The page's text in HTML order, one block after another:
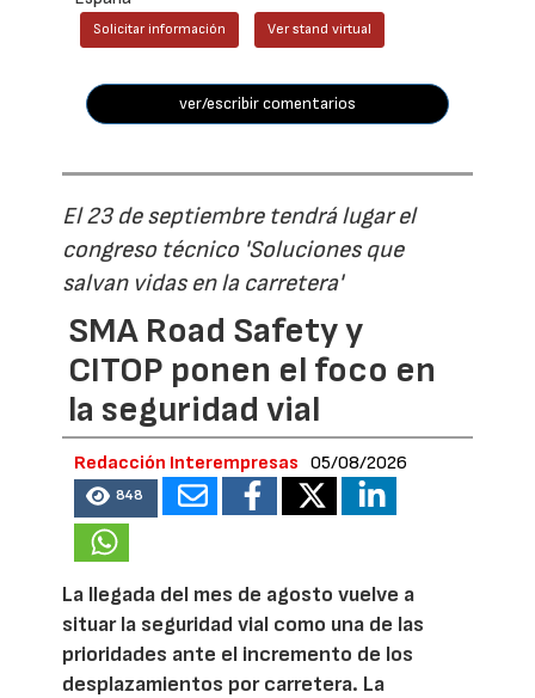
Solicitar información Ver stand virtual
ver/escribir comentarios
El 23 de septiembre tendrá lugar el
congreso técnico 'Soluciones que
salvan vidas en la carretera'
SMA Road Safety y
CITOP ponen el foco en
la seguridad vial
Redacción Interempresas 05/08/2026
848
La llegada del mes de agosto vuelve a
situar la seguridad vial como una de las
prioridades ante el incremento de los
desplazamientos por carretera. La